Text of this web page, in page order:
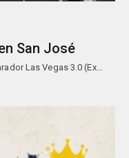
San José
Las Vegas 3.0 (Ex…